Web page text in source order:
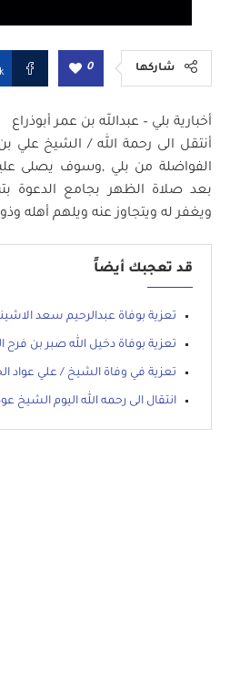
شاركها 0
أخبارية بلي – عبدالله بن عمر أبوذراع
أنتقل الى رحمة الله / الشيخ علي
الفواضلة من بلي ,وسوف يصلى عليه
بعد صلاة الظهر بجامع الدعوة
ويغفر له ويتجاوز عنه ويلهم أهله
قد تعجبك أيضاً
تعزية بوفاة عبدالرحيم سعد
تعزية بوفاة دخيل الله صبر بن فرح
تعزية في وفاة الشيخ / علي عواد
انتقال الى رحمه الله اليوم الشيخ